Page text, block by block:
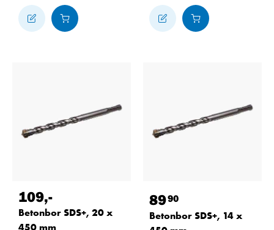
109,-
Betonbor SDS+, 20 x
450 mm
8990
Betonbor SDS+, 14 x